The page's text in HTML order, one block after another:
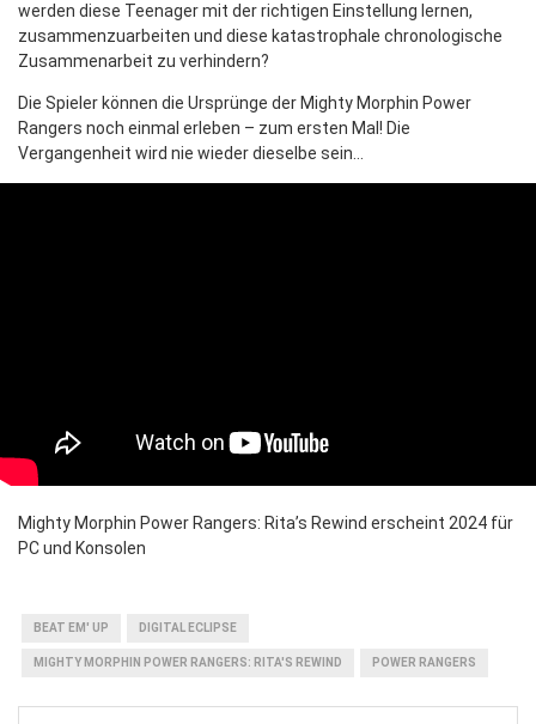
werden diese Teenager mit der richtigen Einstellung lernen,
zusammenzuarbeiten und diese katastrophale chronologische
Zusammenarbeit zu verhindern?
Die Spieler können die Ursprünge der Mighty Morphin Power
Rangers noch einmal erleben – zum ersten Mal! Die
Vergangenheit wird nie wieder dieselbe sein…
Mighty Morphin Power Rangers: Rita’s Rewind erscheint 2024 für
PC und Konsolen
BEAT EM' UP DIGITAL ECLIPSE
MIGHTY MORPHIN POWER RANGERS: RITA'S REWIND POWER RANGERS